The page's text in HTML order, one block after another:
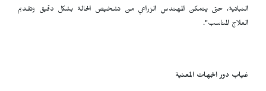
النباتية، حتى يتمكن المهندس الزراعي من تشخيص الحالة بشكل دقيق وتقديم
العلاج المناسب".
غياب دور الجهات المعنية